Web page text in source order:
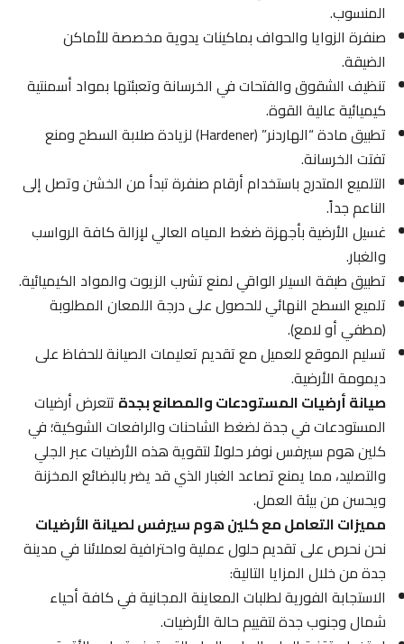
المنسوب.
صنفرة الزوايا والحواف بماكينات يدوية مخصصة للأماكن
الضيقة.
تنظيف الشقوق والفتحات في الخرسانة وتعبئتها بمواد أسمنتية
كيميائية عالية القوة.
تطبيق مادة “الهاردنر” (Hardener) لزيادة صلابة السطح ومنع
تفتت الخرسانة.
التلميع المتدرج باستخدام أرقام صنفرة تبدأ من الخشن وتصل إلى
الناعم جداً.
غسيل الأرضية بأجهزة ضغط المياه العالي لإزالة كافة الرواسب
والغبار.
تطبيق طبقة السيلر الواقي لمنع تشرب الزيوت والمواد الكيميائية.
تلميع السطح النهائي للحصول على درجة اللمعان المطلوبة
(مطفي أو لامع).
تسليم الموقع للعميل مع تقديم تعليمات الصيانة للحفاظ على
ديمومة الأرضية.
صيانة أرضيات المستودعات والمصانع بجدةتتعرض أرضيات
المستودعات في جدة لضغط الشاحنات والرافعات الشوكية؛ في
كلين هوم سيرفس نوفر حلولاً لتقوية هذه الأرضيات عبر الجلي
والتصليد، مما يمنع تصاعد الغبار الذي قد يضر بالبضائع المخزنة
ويحسن من بيئة العمل.
مميزات التعامل مع كلين هوم سيرفس لصيانة الأرضيات
نحن نحرص على تقديم حلول عملية واحترافية لعملائنا في مدينة
جدة من خلال المزايا التالية:
الاستجابة الفورية لطلبات المعاينة المجانية في كافة أحياء
شمال وجنوب جدة لتقييم حالة الأرضيات.